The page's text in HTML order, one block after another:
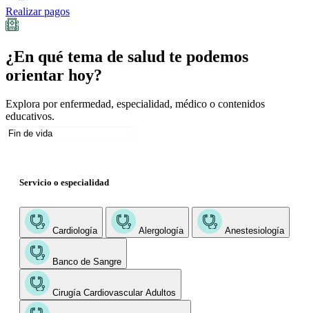
Realizar pagos
¿En qué tema de salud te podemos
orientar hoy?
Explora por enfermedad, especialidad, médico o contenidos
educativos.
Servicio o especialidad
Cardiología Alergología Anestesiología
Banco de Sangre
Cirugía Cardiovascular Adultos